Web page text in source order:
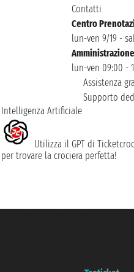
Contatti
Centro
lun-ven 9/19 -
lun-ven 09:00 -
Assistenza
Supporto
Intelligenza Artificiale
Utilizza il GPT di
per trovare la crociera perfetta!